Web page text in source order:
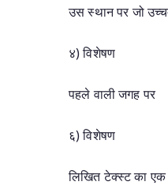
उस स्थान पर जो
४) विशेषण
पहले वाली जगह पर
६) विशेषण
लिखित टेक्‍स्‍ट का